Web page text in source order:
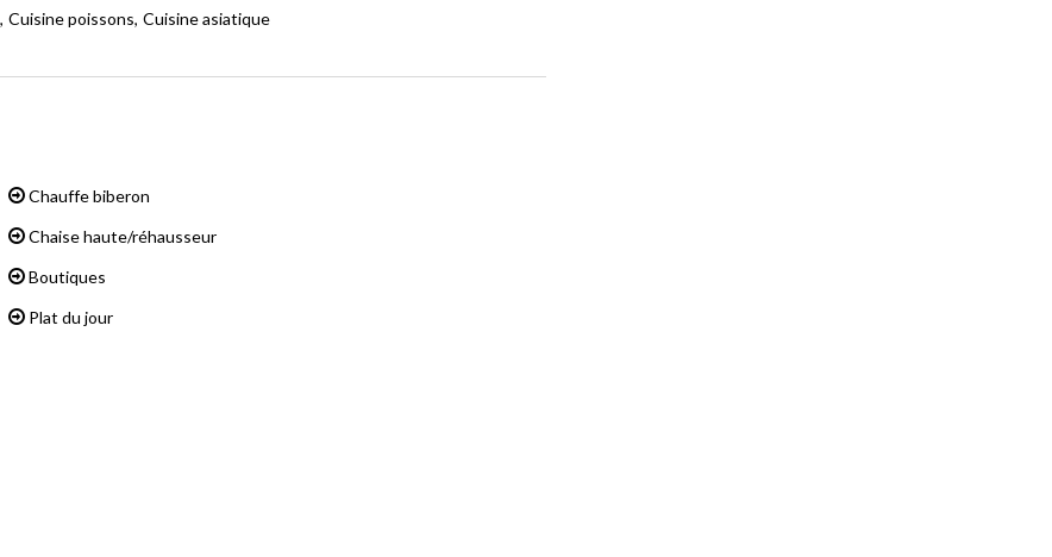
Cuisine poissons Cuisine asiatique
Chauffe biberon
Chaise haute/réhausseur
Boutiques
Plat du jour